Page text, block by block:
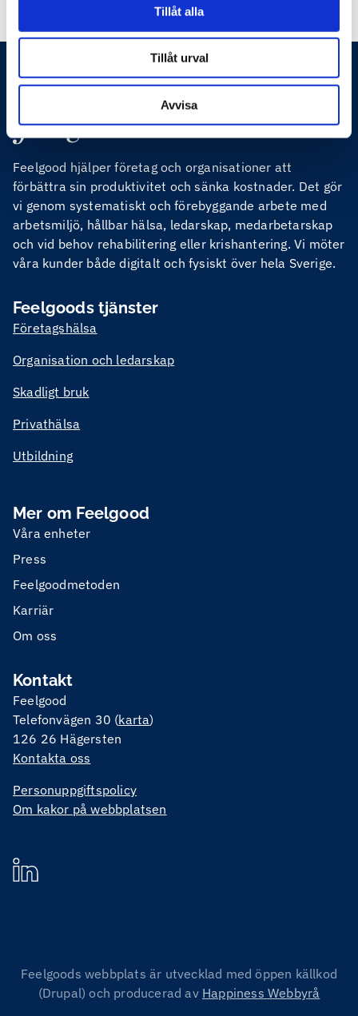
Tillåt alla
Tillåt urval
Avvisa
Feelgood hjälper företag och organisationer att
förbättra sin produktivitet och sänka kostnader. Det gör
vi genom systematiskt och förebyggande arbete med
arbetsmiljö, hållbar hälsa, ledarskap, medarbetarskap
och vid behov rehabilitering eller krishantering. Vi möter
våra kunder både digitalt och fysiskt över hela Sverige.
Feelgoods tjänster
Företagshälsa
Organisation och ledarskap
Skadligt bruk
Privathälsa
Utbildning
Mer om Feelgood
Våra enheter
Press
Feelgoodmetoden
Karriär
Om oss
Kontakt
Feelgood
Telefonvägen 30 (karta)
126 26 Hägersten
Kontakta oss
Personuppgiftspolicy
Om kakor på webbplatsen
Feelgoods webbplats är utvecklad med öppen källkod
(Drupal) och producerad av Happiness Webbyrå